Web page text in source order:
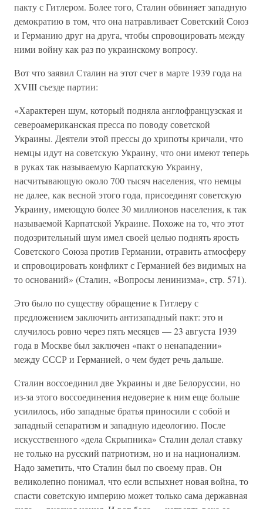
пакту с Гитлером. Более того, Сталин обвиняет западную
демократию в том, что она натравливает Советский Союз
и Германию друг на друга, чтобы спровоцировать между
ними войну как раз по украинскому вопросу.
Вот что заявил Сталин на этот счет в марте 1939 года на
XVIII съезде партии:
«Характерен шум, который подняла англофранцузская и
североамериканская пресса по поводу советской
Украины. Деятели этой прессы до хрипоты кричали, что
немцы идут на советскую Украину, что они имеют теперь
в руках так называемую Карпатскую Украину,
насчитывающую около 700 тысяч населения, что немцы
не далее, как весной этого года, присоединят советскую
Украину, имеющую более 30 миллионов населения, к так
называемой Карпатской Украине. Похоже на то, что этот
подозрительный шум имел своей целью поднять ярость
Советского Союза против Германии, отравить атмосферу
и спровоцировать конфликт с Германией без видимых на
то оснований» (Сталин, «Вопросы ленинизма», стр. 571).
Это было по существу обращение к Гитлеру с
предложением заключить антизападный пакт: это и
случилось ровно через пять месяцев — 23 августа 1939
года в Москве был заключен «пакт о ненападении»
между СССР и Германией, о чем будет речь дальше.
Сталин воссоединил две Украины и две Белоруссии, но
из-за этого воссоединения недоверие к ним еще больше
усилилось, ибо западные братья приносили с собой и
западный сепаратизм и западную идеологию. После
искусственного «дела Скрыпника» Сталин делал ставку
не только на русский патриотизм, но и на национализм.
Надо заметить, что Сталин был по своему прав. Он
великолепно понимал, что если вспыхнет новая война, то
спасти советскую империю может только сама державная